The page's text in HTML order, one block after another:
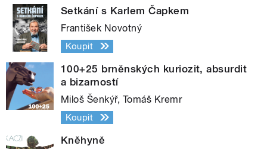
Setkání s Karlem Čapkem
František Novotný
Koupit
100+25 brněnských kuriozit, absurdit
a bizarností
Miloš Šenkýř, Tomáš Kremr
Koupit
Kněhyně